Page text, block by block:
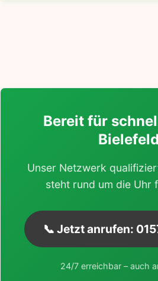
Bereit für
Unser Netzwerk
steht rund um die Uhr
📞 Jetzt anrufen:
24/7 erreichbar – auch